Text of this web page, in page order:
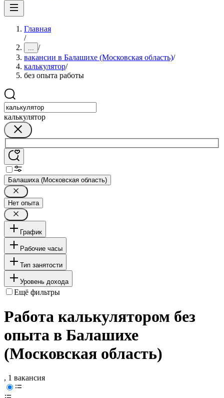
Главная
/
... /
вакансии в Балашихе (Московская область)/
калькулятор/
без опыта работы
калькулятор
Балашиха (Московская область)
Нет опыта
График
Рабочие часы
Тип занятости
Уровень дохода
Ещё фильтры
Работа калькулятором без
опыта в Балашихе
(Московская область)
, 1 вакансия